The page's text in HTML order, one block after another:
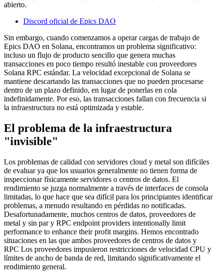
abierto.
Discord oficial de Epics DAO
Sin embargo, cuando comenzamos a operar cargas de trabajo de
Epics DAO en Solana, encontramos un problema significativo:
incluso un flujo de producto sencillo que genera muchas
transacciones en poco tiempo resultó inestable con proveedores
Solana RPC estándar. La velocidad excepcional de Solana se
mantiene descartando las transacciones que no pueden procesarse
dentro de un plazo definido, en lugar de ponerlas en cola
indefinidamente. Por eso, las transacciones fallan con frecuencia si
la infraestructura no está optimizada y estable.
El problema de la infraestructura
"invisible"
Los problemas de calidad con servidores cloud y metal son difíciles
de evaluar ya que los usuarios generalmente no tienen forma de
inspeccionar físicamente servidores o centros de datos. El
rendimiento se juzga normalmente a través de interfaces de consola
limitadas, lo que hace que sea difícil para los principiantes identificar
problemas, a menudo resultando en pérdidas no notificadas.
Desafortunadamente, muchos centros de datos, proveedores de
metal y sin par y RPC endpoint providers intentionally limit
performance to enhance their profit margins. Hemos encontrado
situaciones en las que ambos proveedores de centros de datos y
RPC Los proveedores impusieron restricciones de velocidad CPU y
límites de ancho de banda de red, limitando significativamente el
rendimiento general.